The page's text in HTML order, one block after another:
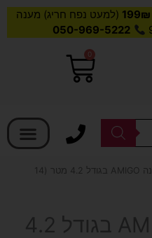
(למעט נפח חריג) מענה
050-969-5222
0
עגלת
/ טרמפולינה AMIGO בגודל 4.2 מטר (14
טרמפולינה AMIGO בגודל 4.2